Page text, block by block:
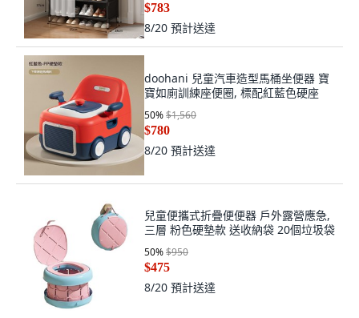
$783
8/20 預計送達
doohani 兒童汽車造型馬桶坐便器 寶
寶如廁訓練座便圈, 標配紅藍色硬座
50%$1,560
$780
8/20 預計送達
兒童便攜式折疊便便器 戶外露營應急,
三層 粉色硬墊款 送收納袋 20個垃圾袋
50%$950
$475
8/20 預計送達